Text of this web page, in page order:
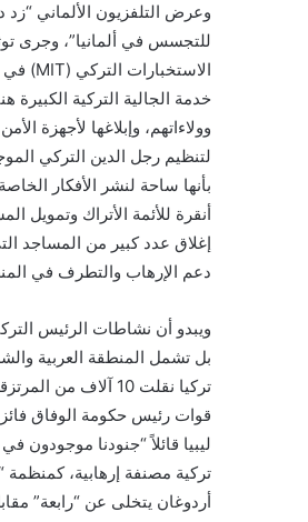
للتجسس في ألمانيا”، وجرى
خدمة الجالية التركية
وولاءاتهم، وإبلاغها لأجهزة
لتنظيم رجل الدين التركي
بأنها ساحة لنشر الأفكار
أنقرة للأئمة الأتراك وتمويل
إغلاق عدد كبير من المساجد
دعم الإرهاب والتطرف في
ويبدو أن نشاطات الرئيس
بل تشمل المنطقة العربية
قوات رئيس حكومة الوفاق
ليبيا قائلاً “جنودنا
تركية مصنفة إرهابية، كمنظمة
أردوغان يتخلى عن “رابعة”